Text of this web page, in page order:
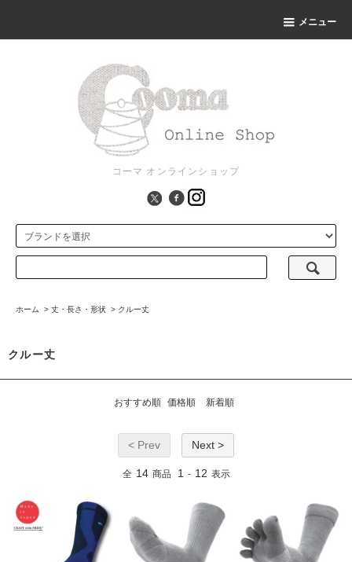
メニュー
コーマ オンラインショップ
ホーム > 丈・長さ・形状 > クルー丈
クルー丈
おすすめ順 価格順 新着順
< Prev Next >
全 14 商品 1 - 12 表示